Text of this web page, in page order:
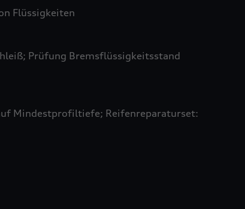
Flüssigkeiten
Prüfung Bremsflüssigkeitsstand
Mindestprofiltiefe; Reifenreparaturset: